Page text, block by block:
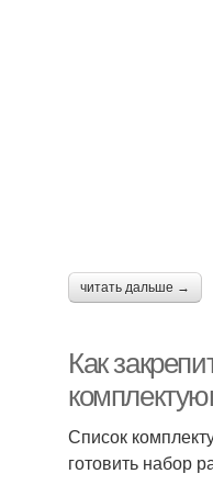
читать дальше →
Как
Список
готовить набор